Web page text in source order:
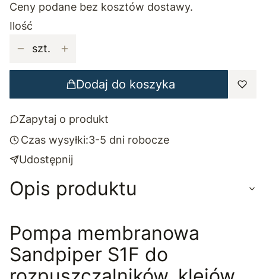
Ceny podane bez kosztów dostawy.
Ilość
szt.
Dodaj do koszyka
Zapytaj o produkt
Czas wysyłki:3-5 dni robocze
Udostępnij
Opis produktu
Pompa membranowa
Sandpiper S1F do